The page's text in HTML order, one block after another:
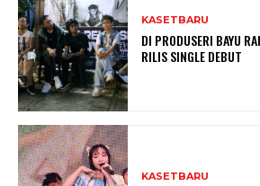
KASETBARU
DI PRODUSERI BAYU
RILIS SINGLE DEBUT
KASETBARU